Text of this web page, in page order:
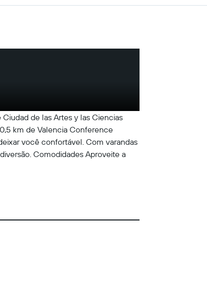
de las Artes y las Ciencias
km de Valencia Conference
você confortável. Com varandas
Comodidades Aproveite a